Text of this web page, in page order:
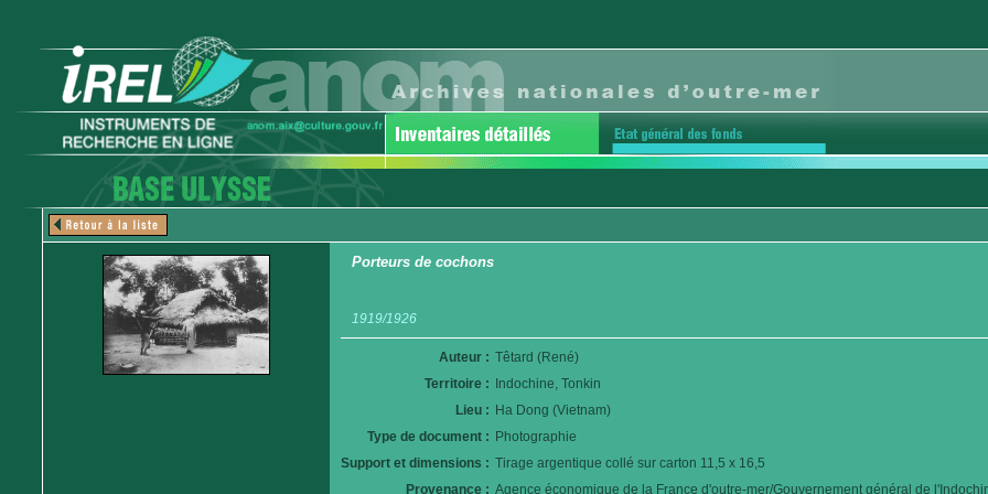
Porteurs de cochons
1919/1926
Auteur : Têtard (René)
Territoire :
Indochine, Tonkin
Lieu : Ha Dong (Vietnam)
Type de document : Photographie
Support et dimensions : Tirage argentique collé sur carton 11,5 x 16,5
Provenance : Agence économique de la France d'outre-mer/Gouvernement général de